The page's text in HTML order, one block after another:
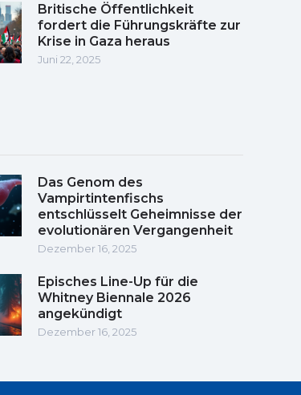
Britische Öffentlichkeit
fordert die Führungskräfte zur
Krise in Gaza heraus
Juni 22, 2025
Das Genom des
Vampirtintenfischs
entschlüsselt Geheimnisse der
evolutionären Vergangenheit
Dezember 16, 2025
Episches Line-Up für die
Whitney Biennale 2026
angekündigt
Dezember 16, 2025